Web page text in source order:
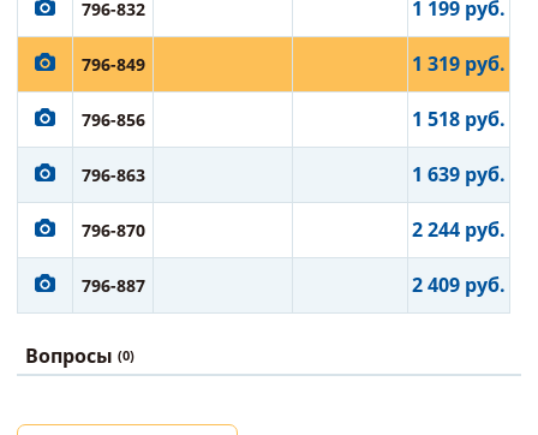
796-832 1 199 руб.
796-849 1 319 руб.
796-856 1 518 руб.
796-863 1 639 руб.
796-870 2 244 руб.
796-887 2 409 руб.
Вопросы (0)